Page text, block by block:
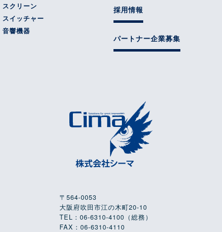
スクリーン
スイッチャー
音響機器
採用情報
パートナー企業募集
〒564-0053
大阪府吹田市江の木町20-10
TEL：06-6310-4100（総務）
FAX：06-6310-4110